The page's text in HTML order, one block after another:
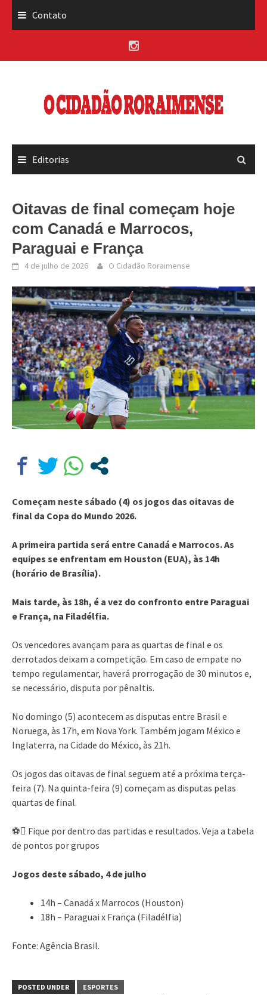
Contato
Editorias
Oitavas de final começam hoje
com Canadá e Marrocos,
Paraguai e França
4 de julho de 2026 O Cidadão Roraimense
Começam neste sábado (4) os jogos das oitavas de
final da Copa do Mundo 2026.
A primeira partida será entre Canadá e Marrocos. As
equipes se enfrentam em Houston (EUA), às 14h
(horário de Brasília).
Mais tarde, às 18h, é a vez do confronto entre Paraguai
e França, na Filadélfia.
Os vencedores avançam para as quartas de final e os
derrotados deixam a competição. Em caso de empate no
tempo regulamentar, haverá prorrogação de 30 minutos e,
se necessário, disputa por pênaltis.
No domingo (5) acontecem as disputas entre Brasil e
Noruega, às 17h, em Nova York. Também jogam México e
Inglaterra, na Cidade do México, às 21h.
Os jogos das oitavas de final seguem até a próxima terça-
feira (7). Na quinta-feira (9) começam as disputas pelas
quartas de final.
⚽ Fique por dentro das partidas e resultados. Veja a tabela
de pontos por grupos
Jogos deste sábado, 4 de julho
14h – Canadá x Marrocos (Houston)
18h – Paraguai x França (Filadélfia)
Fonte: Agência Brasil.
POSTED UNDER
ESPORTES